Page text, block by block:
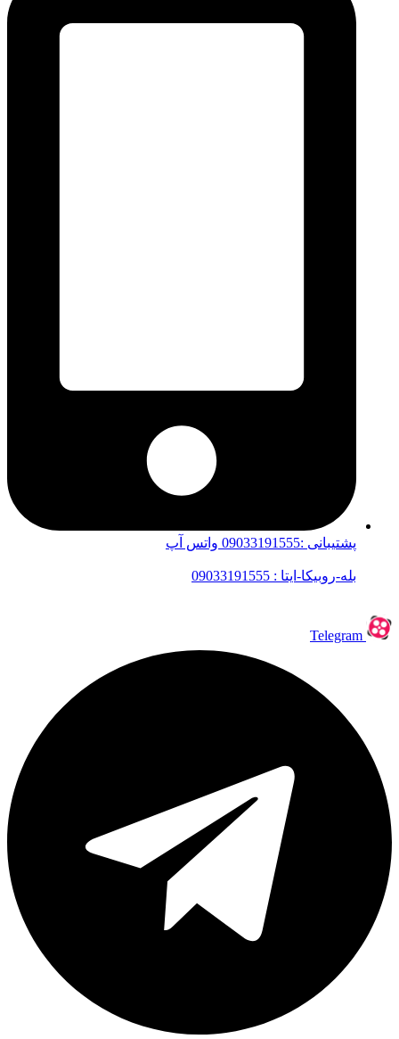
پشتیبانی :09033191555 واتس آپ
بله-روبیکا-ایتا : 09033191555
Telegram